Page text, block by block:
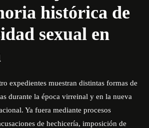
histórica de
sexual en
expedientes muestran distintas formas de
durante la época virreinal y en la nueva
Ya fuera mediante procesos
de hechicería, imposición de